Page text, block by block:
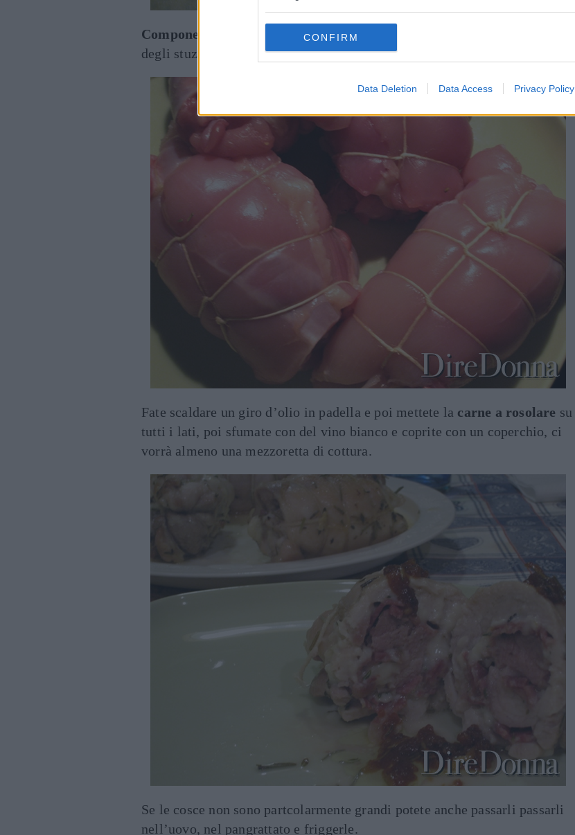
CONFIRM
Data Deletion Data Access Privacy Policy
Componete i fagottini
, chiudeteli poi con dello spago da cucina o con
degli stuzzicadenti, salateli esternamente.
Fate scaldare un giro d’olio in padella e poi mettete la carne a rosolare su
tutti i lati, poi sfumate con del vino bianco e coprite con un coperchio, ci
vorrà almeno una mezzoretta di cottura.
Se le cosce non sono partcolarmente grandi potete anche passarli passarli
nell’uovo, nel pangrattato e friggerle.